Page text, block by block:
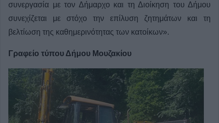
συνεργασία με τον Δήμαρχο και τη Διοίκηση του Δήμου
συνεχίζεται με στόχο την επίλυση ζητημάτων και τη
βελτίωση της καθημερινότητας των κατοίκων».
Γραφείο τύπου Δήμου Μουζακίου